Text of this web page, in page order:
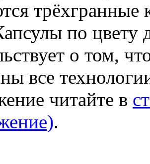
по
о том,
все
читайте в
.